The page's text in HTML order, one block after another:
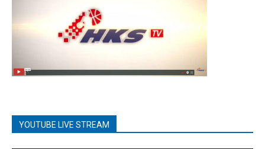
YOUTUBE LIVE STREAM